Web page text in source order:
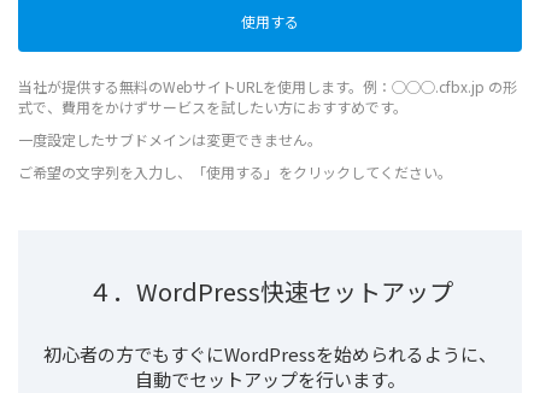
当社が提供する無料のWebサイトURLを使用します。例：◯◯◯.cfbx.jp の形
式で、費用をかけずサービスを試したい方におすすめです。
一度設定したサブドメインは変更できません。
ご希望の文字列を入力し、「使用する」をクリックしてください。
４．WordPress快速セットアップ
初心者の方でもすぐにWordPressを始められるように、
自動でセットアップを行います。